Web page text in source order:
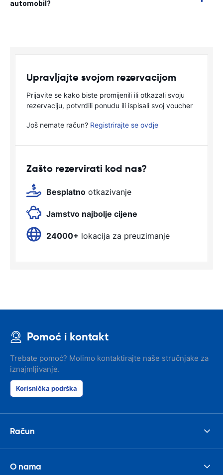
automobil?
Upravljajte svojom rezervacijom
Prijavite se kako biste promijenili ili otkazali svoju
rezervaciju, potvrdili ponudu ili ispisali svoj voucher
Još nemate račun? Registrirajte se ovdje
Zašto rezervirati kod nas?
Besplatno otkazivanje
Jamstvo najbolje cijene
24000+ lokacija za preuzimanje
Pomoć i kontakt
Trebate pomoć? Molimo kontaktirajte naše stručnjake za
iznajmljivanje.
Korisnička podrška
Račun
O nama